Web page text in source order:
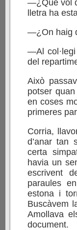
—¿Què vol
lletra ha
—¿On haig
—Al
del
Això
potser
en coses
primeres
Corria,
d’anar tan
certa
havia un
escrivent
paraules
estona i
Buscàvem
Amollava
document.